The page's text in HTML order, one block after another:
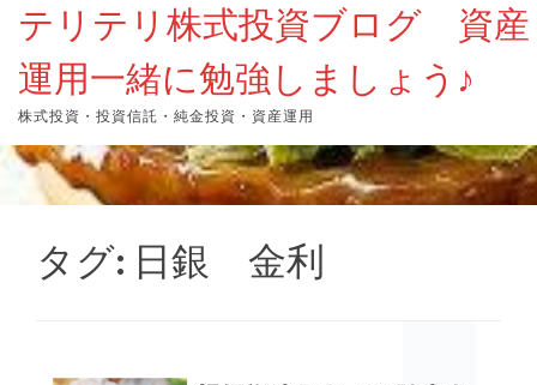
テリテリ株式投資ブログ 資産
運用一緒に勉強しましょう♪
株式投資・投資信託・純金投資・資産運用
タグ: 日銀 金利